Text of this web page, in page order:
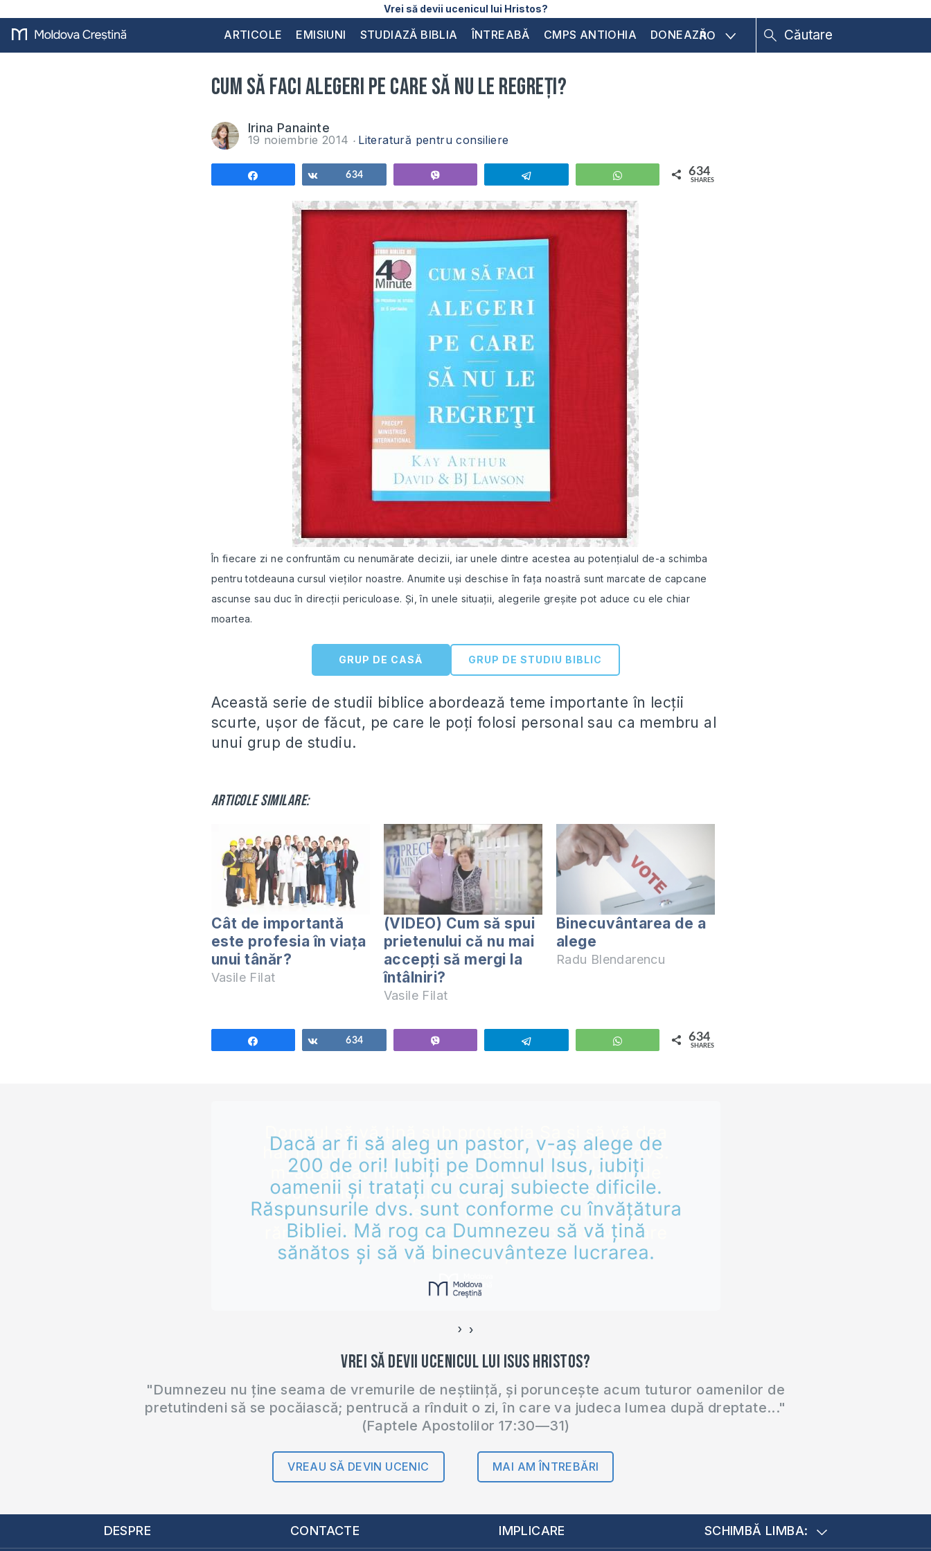
Vrei să devii ucenicul lui Hristos?
ARTICOLE EMISIUNI STUDIAZĂ BIBLIA ÎNTREABĂ CMPS ANTIOHIA DONEAZĂRO
Cum să faci alegeri pe care să nu le regreți?
Irina Panainte
19 noiembrie 2014 Literatură pentru consiliere
Share634 WhatsApp 634
SHARES
În fiecare zi ne confruntăm cu nenumărate decizii, iar unele dintre acestea au potențialul de-a schimba
pentru totdeauna cursul vieților noastre. Anumite uși deschise în fața noastră sunt marcate de capcane
ascunse sau duc în direcții periculoase. Și, în unele situații, alegerile greșite pot aduce cu ele chiar
moartea.
GRUP DE CASĂ GRUP DE STUDIU BIBLIC
Această serie de studii biblice abordează teme importante în lecții
scurte, ușor de făcut, pe care le poți folosi personal sau ca membru al
unui grup de studiu.
Articole similare:
Cât de importantă
este profesia în viața
unui tânăr?
Vasile Filat
(VIDEO) Cum să spui
prietenului că nu mai
accepți să mergi la
întâlniri?
Vasile Filat
Binecuvântarea de a
alege
Radu Blendarencu
Share634 WhatsApp 634
SHARES
‹ ›
Vrei să devii ucenicul lui Isus Hristos?
"Dumnezeu nu ține seama de vremurile de neștiință, și poruncește acum tuturor oamenilor de
pretutindeni să se pocăiască; pentrucă a rînduit o zi, în care va judeca lumea după dreptate..."
(Faptele Apostolilor 17:30—31)
VREAU SĂ DEVIN UCENIC MAI AM ÎNTREBĂRI
DESPRE CONTACTE IMPLICARE SCHIMBĂ LIMBA: